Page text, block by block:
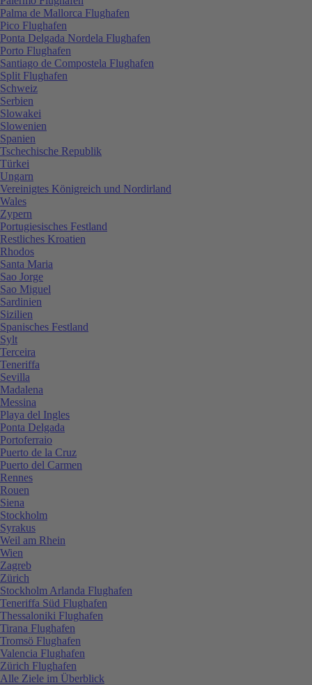
Palma de Mallorca Flughafen
Pico Flughafen
Ponta Delgada Nordela Flughafen
Porto Flughafen
Santiago de Compostela Flughafen
Split Flughafen
Schweiz
Serbien
Slowakei
Slowenien
Spanien
Tschechische Republik
Türkei
Ungarn
Vereinigtes Königreich und Nordirland
Wales
Zypern
Portugiesisches Festland
Restliches Kroatien
Rhodos
Santa Maria
Sao Jorge
Sao Miguel
Sardinien
Sizilien
Spanisches Festland
Sylt
Terceira
Teneriffa
Sevilla
Madalena
Messina
Playa del Ingles
Ponta Delgada
Portoferraio
Puerto de la Cruz
Puerto del Carmen
Rennes
Rouen
Siena
Stockholm
Syrakus
Weil am Rhein
Wien
Zagreb
Zürich
Stockholm Arlanda Flughafen
Teneriffa Süd Flughafen
Thessaloniki Flughafen
Tirana Flughafen
Tromsö Flughafen
Valencia Flughafen
Zürich Flughafen
Alle Ziele im Überblick